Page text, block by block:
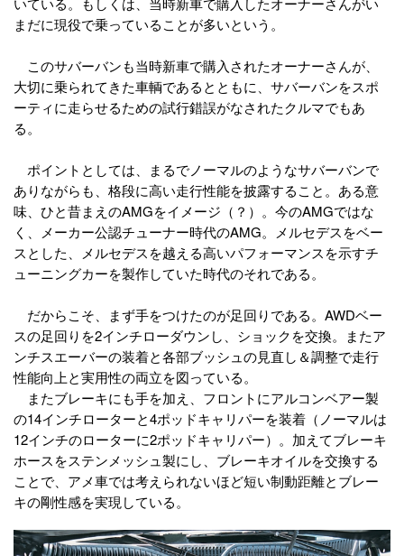
まだに現役で乗っていることが多いという。
このサバーバンも当時新車で購入されたオーナーさんが、
大切に乗られてきた車輌であるとともに、サバーバンをスポ
ーティに走らせるための試行錯誤がなされたクルマでもあ
る。
ポイントとしては、まるでノーマルのようなサバーバンで
ありながらも、格段に高い走行性能を披露すること。ある意
味、ひと昔まえのAMGをイメージ（？）。今のAMGではな
く、メーカー公認チューナー時代のAMG。メルセデスをベー
スとした、メルセデスを越える高いパフォーマンスを示すチ
ューニングカーを製作していた時代のそれである。
だからこそ、まず手をつけたのが足回りである。AWDベー
スの足回りを2インチローダウンし、ショックを交換。またア
ンチスエーバーの装着と各部ブッシュの見直し＆調整で走行
性能向上と実用性の両立を図っている。
またブレーキにも手を加え、フロントにアルコンベアー製
の14インチローターと4ポッドキャリパーを装着（ノーマルは
12インチのローターに2ポッドキャリパー）。加えてブレーキ
ホースをステンメッシュ製にし、ブレーキオイルを交換する
ことで、アメ車では考えられないほど短い制動距離とブレー
キの剛性感を実現している。